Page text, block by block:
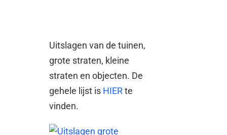
Uitslagen van de tuinen,
grote straten, kleine
straten en objecten. De
gehele lijst is HIERte
vinden.